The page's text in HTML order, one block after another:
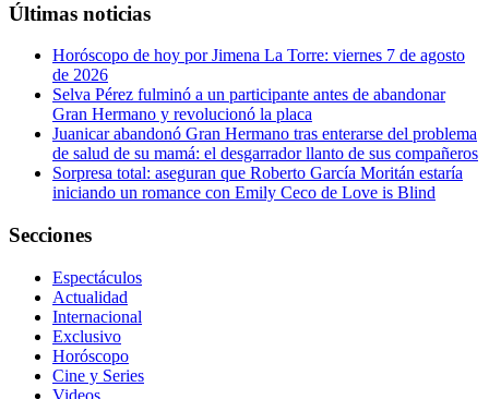
Últimas noticias
Horóscopo de hoy por Jimena La Torre: viernes 7 de agosto
de 2026
Selva Pérez fulminó a un participante antes de abandonar
Gran Hermano y revolucionó la placa
Juanicar abandonó Gran Hermano tras enterarse del problema
de salud de su mamá: el desgarrador llanto de sus compañeros
Sorpresa total: aseguran que Roberto García Moritán estaría
iniciando un romance con Emily Ceco de Love is Blind
Secciones
Espectáculos
Actualidad
Internacional
Exclusivo
Horóscopo
Cine y Series
Videos